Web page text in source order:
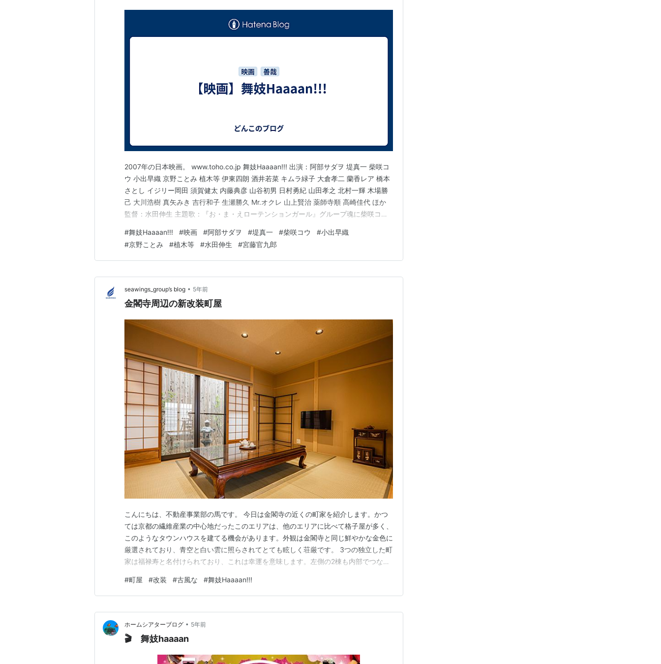
2007年の日本映画。 www.toho.co.jp 舞妓Haaaan!!! 出演：阿部サダヲ 堤真一 柴咲コ
ウ 小出早織 京野ことみ 植木等 伊東四朗 酒井若菜 キムラ緑子 大倉孝二 蘭香レア 橋本
さとし イジリー岡田 須賀健太 内藤典彦 山谷初男 日村勇紀 山田孝之 北村一輝 木場勝
己 大川浩樹 真矢みき 吉行和子 生瀬勝久 Mr.オクレ 山上賢治 薬師寺順 高崎佳代 ほか
監督：水田伸生 主題歌：『お・ま・えローテンションガール』グループ魂に柴咲コウ
#舞妓Haaaan!!! #映画 #阿部サダヲ #堤真一 #柴咲コウ #小出早織
#京野ことみ #植木等 #水田伸生 #宮藤官九郎
seawings_group’s blog • 5年前
金閣寺周辺の新改装町屋
こんにちは、不動産事業部の馬です。 今日は金閣寺の近くの町家を紹介します。かつ
ては京都の繊維産業の中心地だったこのエリアは、他のエリアに比べて格子屋が多く、
このようなタウンハウスを建てる機会があります。外観は金閣寺と同じ鮮やかな金色に
厳選されており、青空と白い雲に照らされてとても眩しく荘厳です。 3つの独立した町
家は福禄寿と名付けられており、これは幸運を意味します。左側の2棟も内部でつなが
ーとルーのつながりを意味します。 3つの家は構造が非常に似ているので、1つずつこ
こに来ることはしません。家の中では、町家の本来の構…
#町屋 #改装 #古風な #舞妓Haaaan!!!
ホームシアターブログ • 5年前
🎬 舞妓haaaan